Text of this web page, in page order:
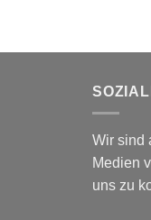
Wir sind
Medien
uns zu